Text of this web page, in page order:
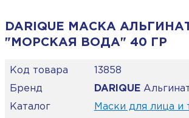
DARIQUE МАСКА
"МОРСКАЯ ВОДА" 40 ГР
Код товара
13858
Бренд
DARIQUE
Каталог
Маски для лица и